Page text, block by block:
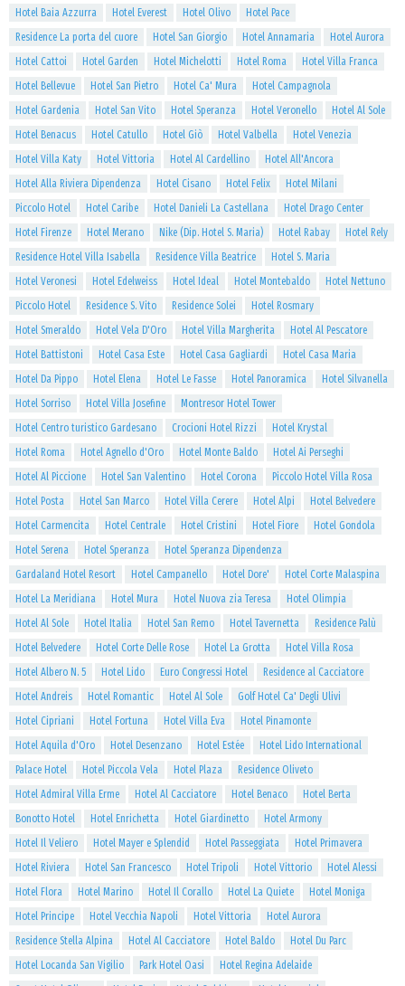
Hotel Baia Azzurra Hotel Everest Hotel Olivo
Hotel Pace
Residence La porta del cuore
Hotel San Giorgio Hotel Annamaria
Hotel Aurora
Hotel Cattoi
Hotel Garden Hotel Michelotti Hotel Roma
Hotel Villa Franca
Hotel Bellevue
Hotel San Pietro Hotel Ca' Mura
Hotel Campagnola
Hotel Gardenia
Hotel San Vito Hotel Speranza Hotel Veronello
Hotel Al Sole
Hotel Benacus
Hotel Catullo Hotel Giò Hotel Valbella
Hotel Venezia
Hotel Villa Katy
Hotel Vittoria Hotel Al Cardellino
Hotel All'Ancora
Hotel Alla Riviera Dipendenza
Hotel Cisano Hotel Felix
Hotel Milani
Piccolo Hotel
Hotel Caribe Hotel Danieli La Castellana
Hotel Drago Center
Hotel Firenze
Hotel Merano Nike (Dip. Hotel S. Maria) Hotel Rabay
Hotel Rely
Residence Hotel Villa Isabella
Residence Villa Beatrice
Hotel S. Maria
Hotel Veronesi
Hotel Edelweiss Hotel Ideal Hotel Montebaldo
Hotel Nettuno
Piccolo Hotel
Residence S. Vito Residence Solei
Hotel Rosmary
Hotel Smeraldo
Hotel Vela D'Oro Hotel Villa Margherita
Hotel Al Pescatore
Hotel Battistoni
Hotel Casa Este Hotel Casa Gagliardi
Hotel Casa Maria
Hotel Da Pippo
Hotel Elena Hotel Le Fasse Hotel Panoramica
Hotel Silvanella
Hotel Sorriso
Hotel Villa Josefine
Montresor Hotel Tower
Hotel Centro turistico Gardesano
Crocioni Hotel Rizzi
Hotel Krystal
Hotel Roma
Hotel Agnello d'Oro Hotel Monte Baldo
Hotel Ai Perseghi
Hotel Al Piccione
Hotel San Valentino Hotel Corona
Piccolo Hotel Villa Rosa
Hotel Posta
Hotel San Marco Hotel Villa Cerere Hotel Alpi
Hotel Belvedere
Hotel Carmencita
Hotel Centrale Hotel Cristini Hotel Fiore
Hotel Gondola
Hotel Serena
Hotel Speranza
Hotel Speranza Dipendenza
Gardaland Hotel Resort
Hotel Campanello Hotel Dore'
Hotel Corte Malaspina
Hotel La Meridiana
Hotel Mura Hotel Nuova zia Teresa
Hotel Olimpia
Hotel Al Sole
Hotel Italia Hotel San Remo Hotel Tavernetta
Residence Palù
Hotel Belvedere
Hotel Corte Delle Rose Hotel La Grotta
Hotel Villa Rosa
Hotel Albero N. 5
Hotel Lido Euro Congressi Hotel
Residence al Cacciatore
Hotel Andreis
Hotel Romantic Hotel Al Sole
Golf Hotel Ca' Degli Ulivi
Hotel Cipriani
Hotel Fortuna Hotel Villa Eva
Hotel Pinamonte
Hotel Aquila d'Oro
Hotel Desenzano Hotel Estée
Hotel Lido International
Palace Hotel
Hotel Piccola Vela Hotel Plaza
Residence Oliveto
Hotel Admiral Villa Erme
Hotel Al Cacciatore Hotel Benaco
Hotel Berta
Bonotto Hotel
Hotel Enrichetta Hotel Giardinetto
Hotel Armony
Hotel Il Veliero
Hotel Mayer e Splendid Hotel Passeggiata
Hotel Primavera
Hotel Riviera
Hotel San Francesco Hotel Tripoli Hotel Vittorio
Hotel Alessi
Hotel Flora
Hotel Marino Hotel Il Corallo Hotel La Quiete
Hotel Moniga
Hotel Principe
Hotel Vecchia Napoli Hotel Vittoria
Hotel Aurora
Residence Stella Alpina
Hotel Al Cacciatore Hotel Baldo
Hotel Du Parc
Hotel Locanda San Vigilio
Park Hotel Oasi
Hotel Regina Adelaide